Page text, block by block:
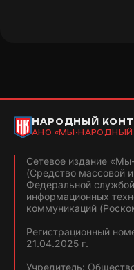
НАРОДНЫЙ
АНО «МЫ-НАРОДНЫЙ
Сетевое издание
(Средство массовой
Федеральной
информационных
коммуникаций
Регистрационный
21.04.2025 г.
Учредитель: